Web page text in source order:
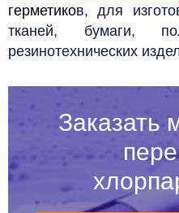
герметиков, для
тканей, бумаги,
резинотехнических
Заказать